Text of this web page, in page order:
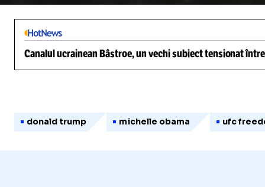
Canalul ucrainean Bâstroe, un vechi subiect tensionat
donald trump michelle obama ufc